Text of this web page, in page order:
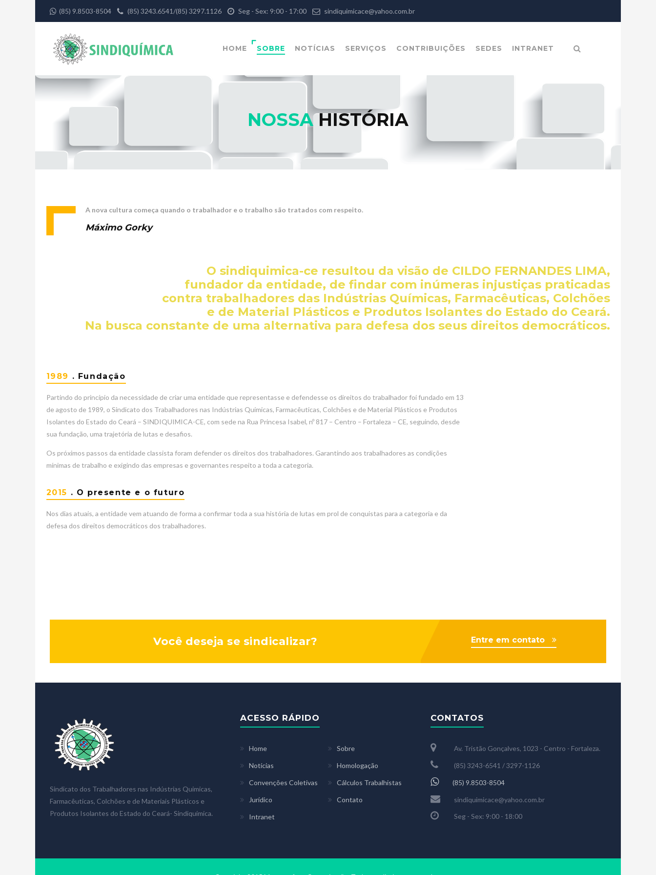
(85) 9.8503-8504 (85) 3243.6541/(85) 3297.1126 Seg - Sex: 9:00 - 17:00 sindiquimicace@yahoo.com.br
HOME SOBRE NOTÍCIAS SERVIÇOS CONTRIBUIÇÕES SEDES INTRANET
NOSSAHISTÓRIA
A nova cultura começa quando o trabalhador e o trabalho são tratados com respeito.
Máximo Gorky
O sindiquimica-ce resultou da visão de CILDO FERNANDES LIMA,
fundador da entidade, de findar com inúmeras injustiças praticadas
contra trabalhadores das Indústrias Químicas, Farmacêuticas, Colchões
e de Material Plásticos e Produtos Isolantes do Estado do Ceará.
Na busca constante de uma alternativa para defesa dos seus direitos democráticos.
1989 . Fundação
Partindo do princípio da necessidade de criar uma entidade que representasse e defendesse os direitos do trabalhador foi fundado em 13
de agosto de 1989, o Sindicato dos Trabalhadores nas Indústrias Químicas, Farmacêuticas, Colchões e de Material Plásticos e Produtos
Isolantes do Estado do Ceará – SINDIQUIMICA-CE, com sede na Rua Princesa Isabel, nº 817 – Centro – Fortaleza – CE, seguindo, desde
sua fundação, uma trajetória de lutas e desafios.
Os próximos passos da entidade classista foram defender os direitos dos trabalhadores. Garantindo aos trabalhadores as condições
mínimas de trabalho e exigindo das empresas e governantes respeito a toda a categoria.
2015 . O presente e o futuro
Nos dias atuais, a entidade vem atuando de forma a confirmar toda a sua história de lutas em prol de conquistas para a categoria e da
defesa dos direitos democráticos dos trabalhadores.
Você deseja se sindicalizar? Entre em contato
Sindicato dos Trabalhadores nas Indústrias Quimicas,
Farmacêuticas, Colchões e de Materiais Plásticos e
Produtos Isolantes do Estado do Ceará- Sindiquímica.
ACESSO RÁPIDO
Home Sobre
Notícias Homologação
Convenções Coletivas Cálculos Trabalhistas
Jurídico Contato
Intranet
CONTATOS
Av. Tristão Gonçalves, 1023 - Centro - Fortaleza.
(85) 3243-6541 / 3297-1126
(85) 9.8503-8504
sindiquimicace@yahoo.com.br
Seg - Sex: 9:00 - 18:00